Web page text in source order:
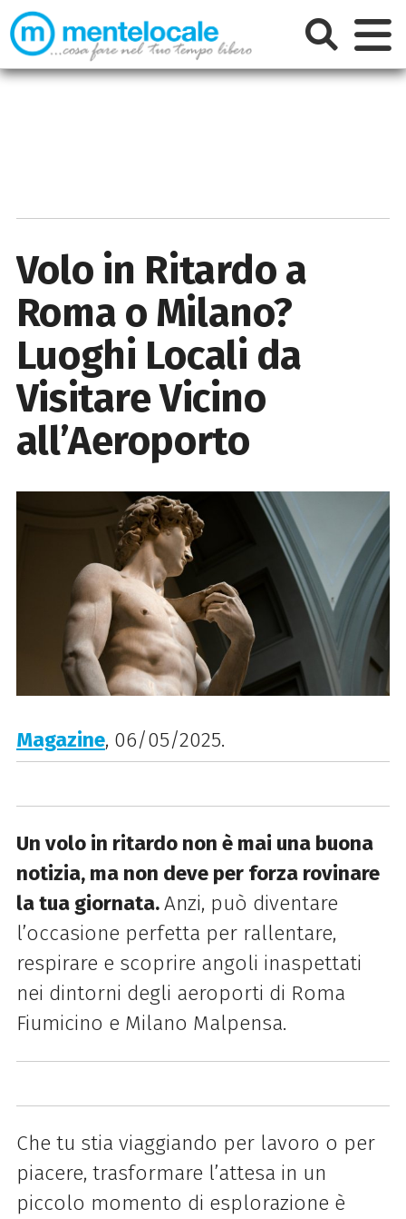
Volo in Ritardo a
Roma o Milano?
Luoghi Locali da
Visitare Vicino
all’Aeroporto
Magazine, 06/05/2025.
Un volo in ritardo non è mai una buona
notizia, ma non deve per forza rovinare
la tua giornata.Anzi, può diventare
l’occasione perfetta per rallentare,
respirare e scoprire angoli inaspettati
nei dintorni degli aeroporti di Roma
Fiumicino e Milano Malpensa.
Che tu stia viaggiando per lavoro o per
piacere, trasformare l’attesa in un
piccolo momento di esplorazione è